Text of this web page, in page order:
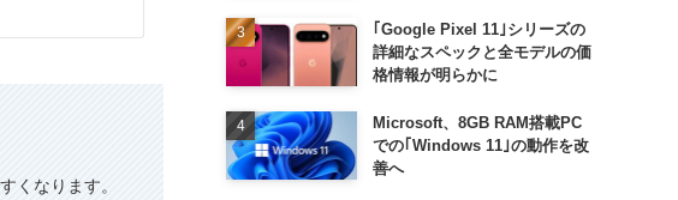
くなります。
｢Google Pixel 11｣シリーズの
詳細なスペックと全モデルの価
格情報が明らかに
Microsoft、8GB RAM搭載PC
での｢Windows 11｣の動作を改
善へ